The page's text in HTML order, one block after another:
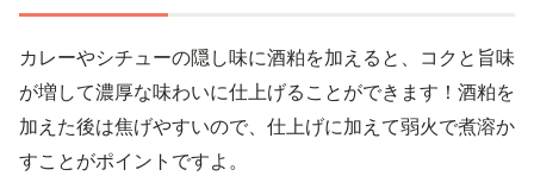
カレーやシチューの隠し味に酒粕を加えると、コクと旨味
が増して濃厚な味わいに仕上げることができます！酒粕を
加えた後は焦げやすいので、仕上げに加えて弱火で煮溶か
すことがポイントですよ。